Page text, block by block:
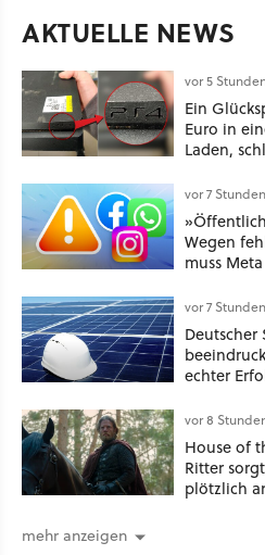
AKTUELLE NEWS
vor 5
Ein
Euro in
Laden,
GameStar]
vor 7 Stunden
Wegen
muss
vor 7 Stunden
Deutscher
echter
jede Zahl
vor 8
House of
Ritter
plötzlich
mehr anzeigen